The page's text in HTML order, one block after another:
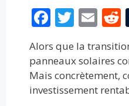
F
e
b
o
T
w
itt
er
E
m
ai
l
t
Alors que la
panneaux solaires
Mais concrètement,
investissement